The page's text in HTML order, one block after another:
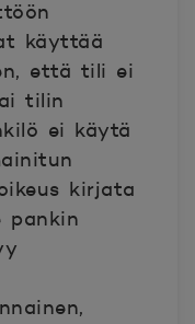
käyttää
että tili ei
tilin
ei käytä
kirjata
pankin